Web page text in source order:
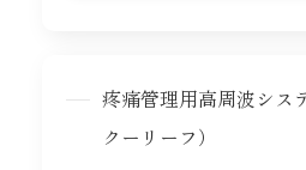
疼痛管理用高周波シス
クーリーフ）